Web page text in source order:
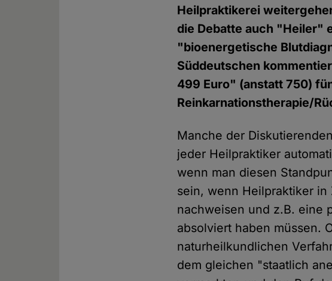
Heilpraktikerei
die Debatte auch "Heiler"
"bioenergetische
Süddeutschen
499 Euro" (anstatt 750)
Reinkarnationstherapie/
Manche der
jeder Heilpraktiker
wenn man diesen
sein, wenn Heilpraktiker
nachweisen und z.B. eine
absolviert haben müssen.
naturheilkundlichen
dem gleichen "staatlich